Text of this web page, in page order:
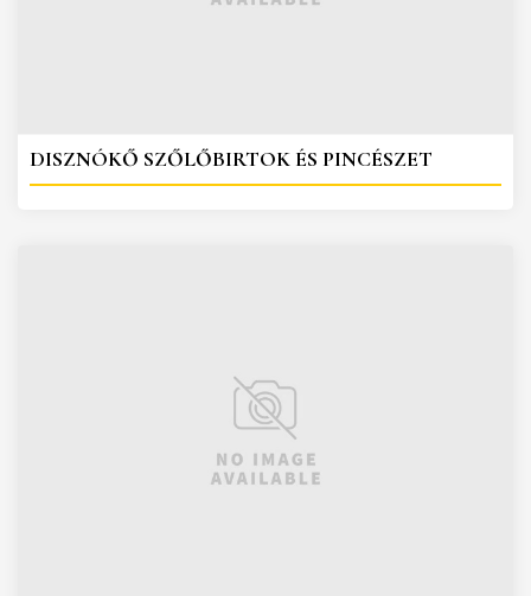
DISZNÓKŐ SZŐLŐBIRTOK ÉS PINCÉSZET